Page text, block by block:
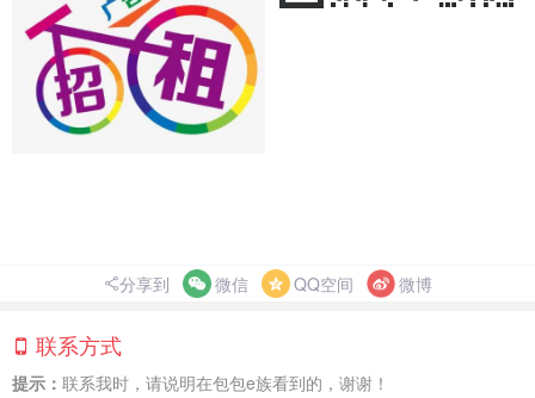
分享到 微信 QQ空间 微博
联系方式
提示： 联系我时，请说明在包包e族看到的，谢谢！